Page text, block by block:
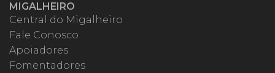
MIGALHEIRO
Central do Migalheiro
Fale Conosco
Apoiadores
Fomentadores